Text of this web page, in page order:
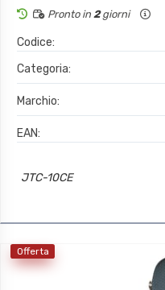
Pronto in 2giorni
Codice:
Categoria:
Marchio:
EAN:
JTC-10CE
Offerta